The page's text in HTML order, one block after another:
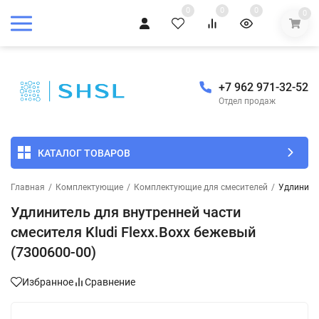
0 0 0 0
+7 962 971-32-52
Отдел продаж
КАТАЛОГ ТОВАРОВ
Главная / Комплектующие / Комплектующие для смесителей /
Удлинитель для внутренней части
смесителя Kludi Flexx.Boxx бежевый
(7300600-00)
Избранное Сравнение